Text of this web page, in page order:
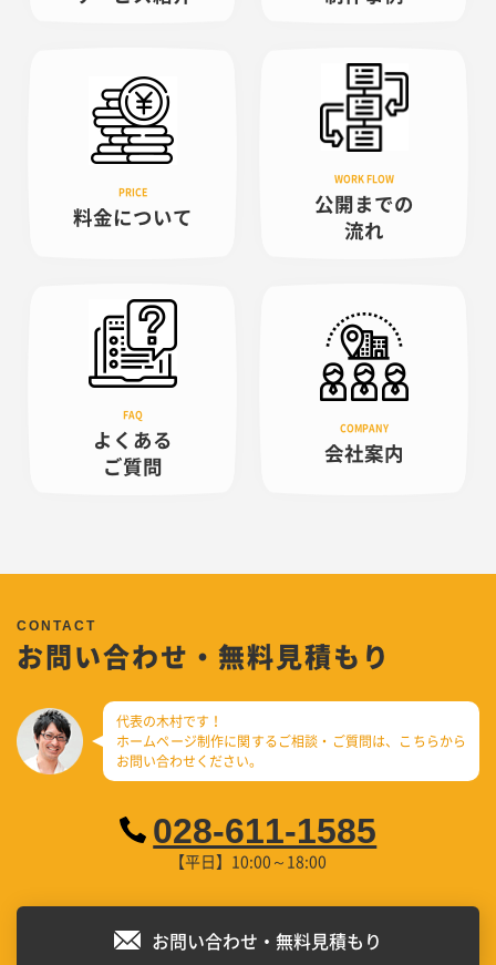
料金について
公開までの
流れ
よくある
ご質問
会社案内
お問い合わせ・無料見積もり
代表の木村です！
ホームページ制作に関するご相談・ご質問は、 こちらから
お問い合わせください。
028-611-1585
【平日】10:00～18:00
お問い合わせ・無料見積もり